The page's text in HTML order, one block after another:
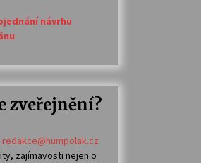
návrhu
zveřejnění?
redakce@humpolak.cz
zajímavosti nejen o